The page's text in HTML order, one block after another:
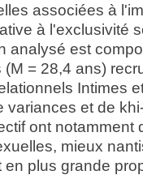
associées à
à l'exclusivité
analysé est
(M = 28,4 ans)
Intimes
variances et de
ont
mieux
en plus grande